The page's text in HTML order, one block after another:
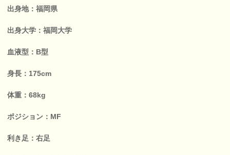
出身地：福岡県
出身大学：福岡大学
血液型：B型
身長：175cm
体重：68kg
ポジション：MF
利き足：右足